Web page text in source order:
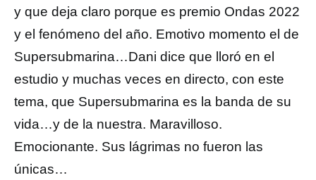
y que deja claro porque es premio Ondas 2022
y el fenómeno del año. Emotivo momento el de
Supersubmarina…Dani dice que lloró en el
estudio y muchas veces en directo, con este
tema, que Supersubmarina es la banda de su
vida…y de la nuestra. Maravilloso.
Emocionante. Sus lágrimas no fueron las
únicas…